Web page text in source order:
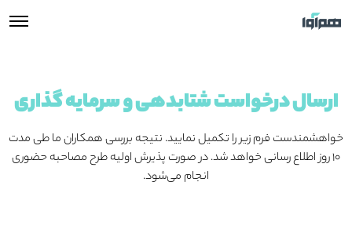
ارسال درخواست شتابدهی و سرمایه گذاری
خواهشمندست فرم زیر را تکمیل نمایید. نتیجه بررسی همکاران ما طی مدت
۱۰ روز اطلاع رسانی خواهد شد. در صورت پذیرش اولیه طرح مصاحبه حضوری
انجام می‌شود.